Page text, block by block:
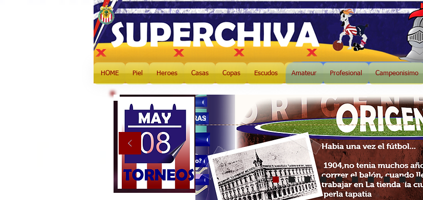
HOME Piel Heroes Casas Copas Escudos Amateur Profesional Campeonisimo